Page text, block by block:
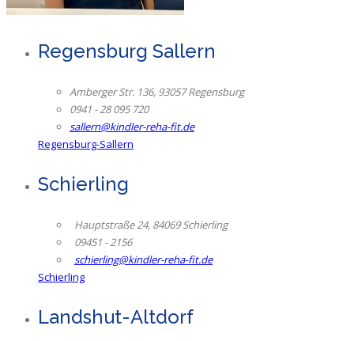
Regensburg Sallern
Amberger Str. 136, 93057 Regensburg
0941 - 28 095 720
sallern@kindler-reha-fit.de
Regensburg-Sallern
Schierling
Hauptstraße 24, 84069 Schierling
09451 - 2156
schierling@kindler-reha-fit.de
Schierling
Landshut-Altdorf